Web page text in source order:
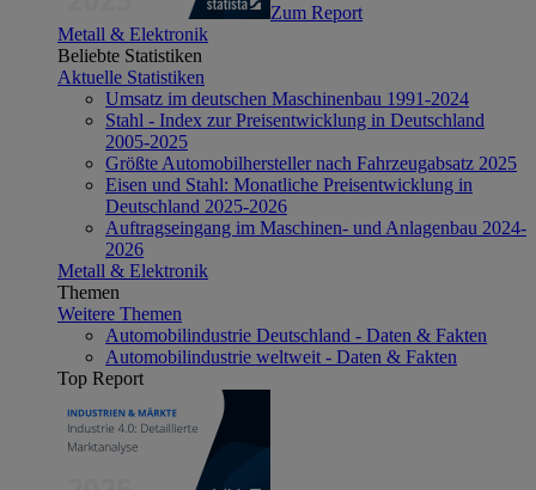
Zum Report
Metall & Elektronik
Beliebte Statistiken
Aktuelle Statistiken
Umsatz im deutschen Maschinenbau 1991-2024
Stahl - Index zur Preisentwicklung in Deutschland
2005-2025
Größte Automobilhersteller nach Fahrzeugabsatz 2025
Eisen und Stahl: Monatliche Preisentwicklung in
Deutschland 2025-2026
Auftragseingang im Maschinen- und Anlagenbau 2024-
2026
Metall & Elektronik
Themen
Weitere Themen
Automobilindustrie Deutschland - Daten & Fakten
Automobilindustrie weltweit - Daten & Fakten
Top Report